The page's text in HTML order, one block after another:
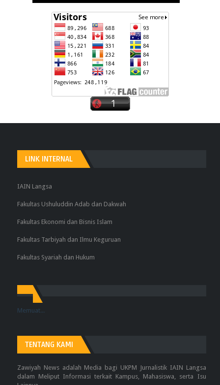
LINK INTERNAL
IAIN Langsa
Fakultas Ushuluddin Adab dan Dakwah
Fakultas Ekonomi dan Bisnis Islam
Fakultas Tarbiyah dan Ilmu Keguruan
Fakultas Syariah dan Hukum
Memuat...
TENTANG KAMI
Zawiyah News adalah Media bagi UKPM Jurnalistik IAIN Langsa
dalam Meliput Informasi terkait Kampus, Mahasiswa, serta Isu